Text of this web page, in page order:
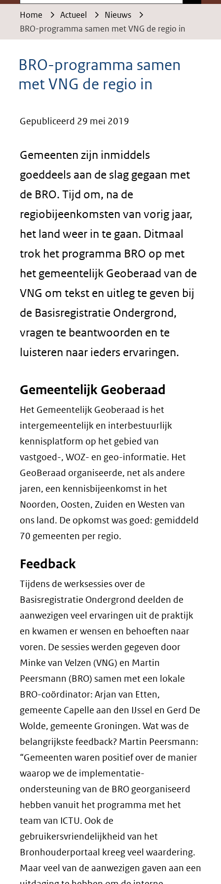
Home Actueel
Nieuws
BRO-programma samen met VNG de regio in
BRO-programma samen
met VNG de regio in
Gepubliceerd 29 mei 2019
Gemeenten zijn inmiddels
goeddeels aan de slag gegaan met
de BRO. Tijd om, na de
regiobijeenkomsten van vorig jaar,
het land weer in te gaan. Ditmaal
trok het programma BRO op met
het gemeentelijk Geoberaad van de
VNG om tekst en uitleg te geven bij
de Basisregistratie Ondergrond,
vragen te beantwoorden en te
luisteren naar ieders ervaringen.
Gemeentelijk Geoberaad
Het Gemeentelijk Geoberaad is het
intergemeentelijk en interbestuurlijk
kennisplatform op het gebied van
vastgoed-, WOZ- en geo-informatie. Het
GeoBeraad organiseerde, net als andere
jaren, een kennisbijeenkomst in het
Noorden, Oosten, Zuiden en Westen van
ons land. De opkomst was goed: gemiddeld
70 gemeenten per regio.
Feedback
Tijdens de werksessies over de
Basisregistratie Ondergrond deelden de
aanwezigen veel ervaringen uit de praktijk
en kwamen er wensen en behoeften naar
voren. De sessies werden gegeven door
Minke van Velzen (VNG) en Martin
Peersmann (BRO) samen met een lokale
BRO-coördinator: Arjan van Etten,
gemeente Capelle aan den IJssel en Gerd De
Wolde, gemeente Groningen. Wat was de
belangrijkste feedback? Martin Peersmann:
“Gemeenten waren positief over de manier
waarop we de implementatie-
ondersteuning van de BRO georganiseerd
hebben vanuit het programma met het
team van ICTU. Ook de
gebruikersvriendelijkheid van het
Bronhouderportaal kreeg veel waardering.
Maar veel van de aanwezigen gaven aan een